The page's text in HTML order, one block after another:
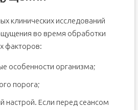
клинических исследований
во время обработки
факторов:
особенности организма;
порога;
настрой. Если перед сеансом